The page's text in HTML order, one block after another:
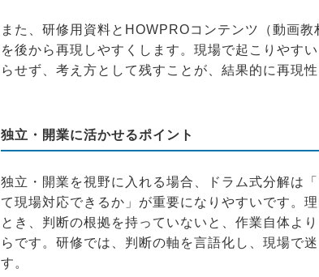
また、研修用資料とHOWPROコンテンツ（動画
を後から再現しやすくします。現場で起こりやす
らせず、考え方として残すことが、結果的に再現性
独立・開業に活かせるポイント
独立・開業を視野に入れる場合、ドラム式分解は
て現場対応できるか」が重要になりやすいです。
とき、判断の根拠を持っていないと、作業自体よ
らです。研修では、判断の軸を言語化し、現場で
す。